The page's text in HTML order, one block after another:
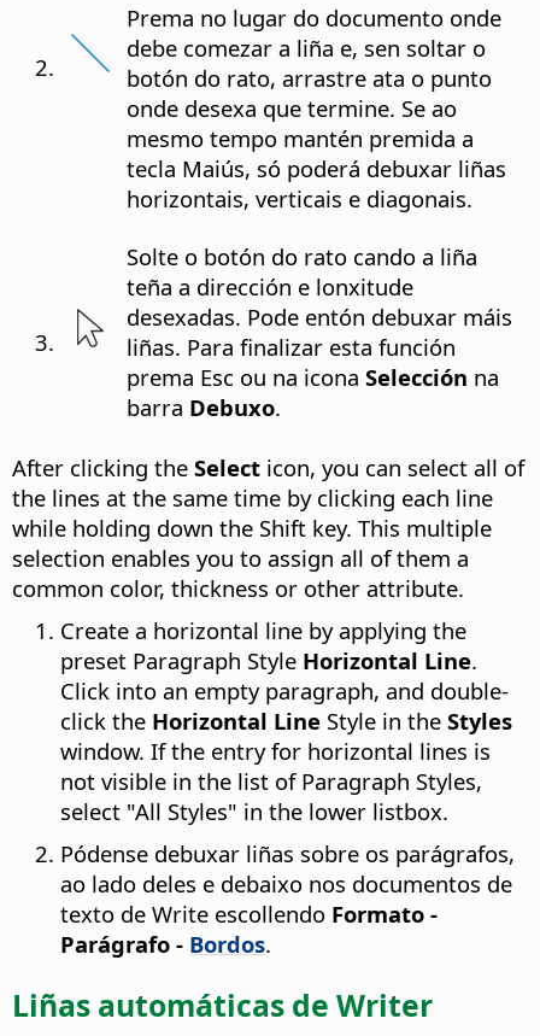
Prema no lugar do documento onde
debe comezar a liña e, sen soltar o
botón do rato, arrastre ata o punto
onde desexa que termine. Se ao
mesmo tempo mantén premida a
tecla Maiús, só poderá debuxar liñas
horizontais, verticais e diagonais.
Solte o botón do rato cando a liña
teña a dirección e lonxitude
desexadas. Pode entón debuxar máis
liñas. Para finalizar esta función
prema Esc ou na icona Selección na
barra Debuxo.
After clicking the Select icon, you can select all of
the lines at the same time by clicking each line
while holding down the Shift key. This multiple
selection enables you to assign all of them a
common color, thickness or other attribute.
Create a horizontal line by applying the
preset Paragraph Style Horizontal Line.
Click into an empty paragraph, and double-
click the Horizontal Line Style in the Styles
window. If the entry for horizontal lines is
not visible in the list of Paragraph Styles,
select "All Styles" in the lower listbox.
Pódense debuxar liñas sobre os parágrafos,
ao lado deles e debaixo nos documentos de
texto de Write escollendo Formato -
Parágrafo - Bordos.
Liñas automáticas de Writer